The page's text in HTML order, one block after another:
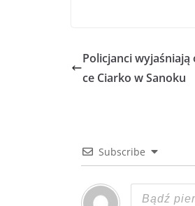
Policjanci
ce Ciarko w Sanoku
Subscribe